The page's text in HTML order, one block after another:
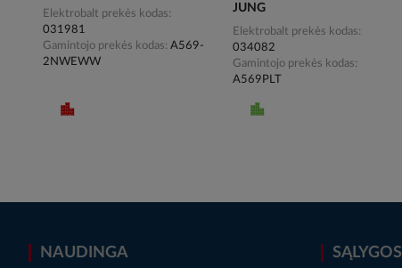
Elektrobalt prekės kodas
031981
Gamintojo prekės kodas A569-
2NWEWW
JUNG
Elektrobalt prekės kodas
034082
Gamintojo prekės kodas
A569PLT
NAUDINGA SĄLYGOS